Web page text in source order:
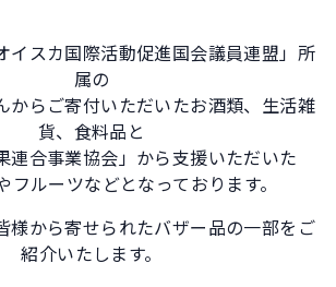
イスカ国際活動促進国会議員連盟」所
属の
からご寄付いただいたお酒類、生活雑
貨、食料品と
連合事業協会」から支援いただいた
フルーツなどとなっております。
様から寄せられたバザー品の一部をご
紹介いたします。